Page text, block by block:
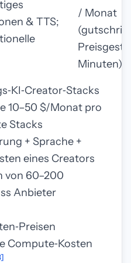
& TTS;
/ Monat
Minuten)
10–50 $/Monat pro
Stacks
+ Sprache +
eines Creators
von 60–200
Anbieter
Compute‑Kosten